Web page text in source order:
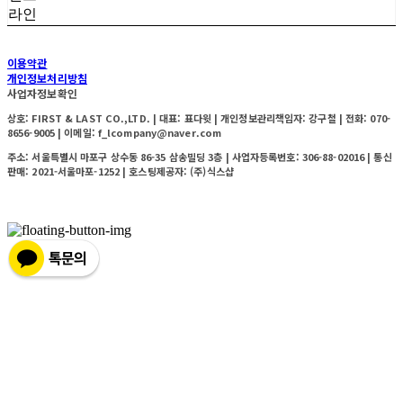
라인
이용약관
개인정보처리방침
사업자정보확인
상호: FIRST & LAST CO.,LTD. | 대표: 표다윗 | 개인정보관리책임자: 강구철 | 전화: 070-
8656-9005 | 이메일: f_lcompany@naver.com
주소: 서울특별시 마포구 상수동 86-35 삼송빌딩 3층 | 사업자등록번호: 306-88-02016| 통신
판매: 2021-서울마포-1252 | 호스팅제공자: (주)식스샵